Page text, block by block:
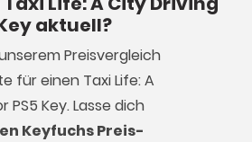
aktuell?
Preisvergleich
für einen Taxi Life: A
PS5 Key. Lasse dich
Keyfuchs Preis-